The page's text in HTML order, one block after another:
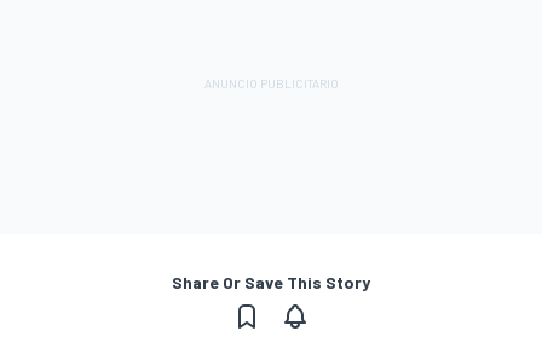
Share Or Save This Story